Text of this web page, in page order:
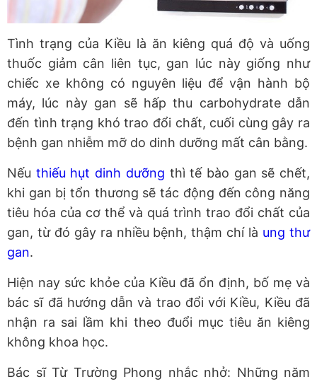
Tình trạng của Kiều là ăn kiêng quá độ và uống
thuốc giảm cân liên tục, gan lúc này giống như
chiếc xe không có nguyên liệu để vận hành bộ
máy, lúc này gan sẽ hấp thu carbohydrate dẫn
đến tình trạng khó trao đổi chất, cuối cùng gây ra
bệnh gan nhiễm mỡ do dinh dưỡng mất cân bằng.
Nếu thiếu hụt dinh dưỡng thì tế bào gan sẽ chết,
khi gan bị tổn thương sẽ tác động đến công năng
tiêu hóa của cơ thể và quá trình trao đổi chất của
gan, từ đó gây ra nhiều bệnh, thậm chí là ung thư
gan.
Hiện nay sức khỏe của Kiều đã ổn định, bố mẹ và
bác sĩ đã hướng dẫn và trao đổi với Kiều, Kiều đã
nhận ra sai lầm khi theo đuổi mục tiêu ăn kiêng
không khoa học.
Bác sĩ Từ Trường Phong nhắc nhở: Những năm